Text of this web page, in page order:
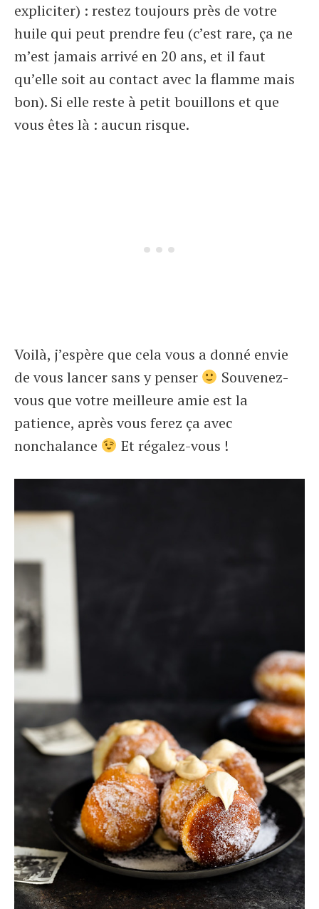
expliciter) : restez toujours près de votre
huile qui peut prendre feu (c’est rare, ça ne
m’est jamais arrivé en 20 ans, et il faut
qu’elle soit au contact avec la flamme mais
bon). Si elle reste à petit bouillons et que
vous êtes là : aucun risque.
Voilà, j’espère que cela vous a donné envie
de vous lancer sans y penser
Souvenez-
vous que votre meilleure amie est la
patience, après vous ferez ça avec
nonchalance
Et régalez-vous !